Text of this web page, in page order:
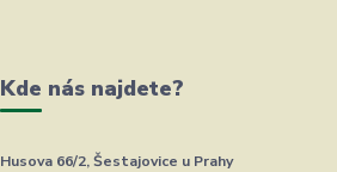
Kde nás najdete?
Husova 66/2, Šestajovice u Prahy